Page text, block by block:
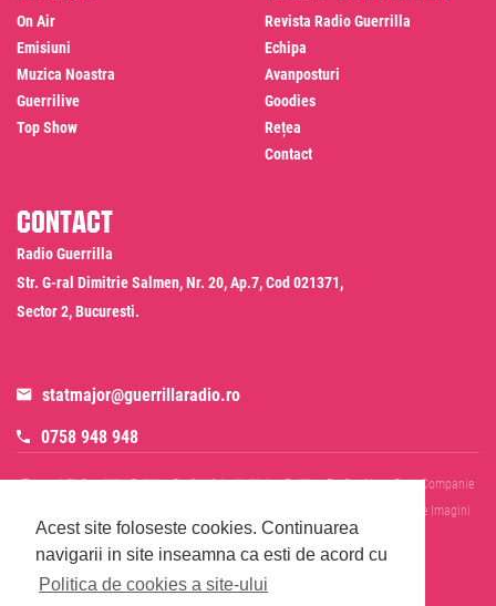
Acest site foloseste cookies. Continuarea
navigarii in site inseamna ca esti de acord cu
Politica de cookies a site-ului
On Air
Emisiuni
Muzica Noastra
Guerrilive
Top Show
Revista Radio Guerrilla
Echipa
Avanposturi
Goodies
Rețea
Contact
Contact
Radio Guerrilla
Str. G-ral Dimitrie Salmen, Nr. 20, Ap.7, Cod 021371,
Sector 2, Bucuresti.
statmajor@guerrillaradio.ro
0758 948 948
Termeni Si Conditii Politica De Confidentialitate Politica De Cookies
Date Companie
Informare Prelucrare Imagini
Evenimente
Cod Deontologic